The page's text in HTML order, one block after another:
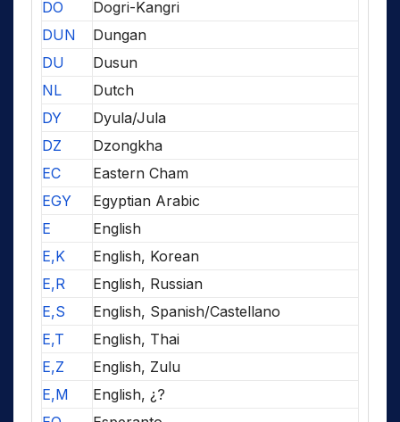
DO
Dogri-Kangri
DUN
Dungan
DU
Dusun
NL
Dutch
DY
Dyula/Jula
DZ
Dzongkha
EC
Eastern Cham
EGY
Egyptian Arabic
E
English
E,K
English, Korean
E,R
English, Russian
E,S
English, Spanish/Castellano
E,T
English, Thai
E,Z
English, Zulu
E,M
English, ¿?